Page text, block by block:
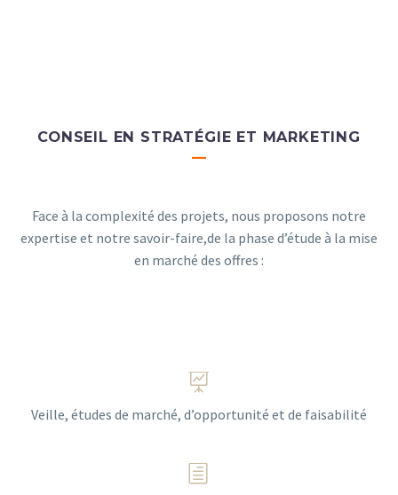
CONSEIL EN STRATÉGIE ET MARKETING
—
Face à la complexité des projets, nous proposons notre
expertise et notre savoir-faire,de la phase d’étude à la mise
en marché des offres :


Veille, études de marché, d’opportunité et de faisabilité
h
h